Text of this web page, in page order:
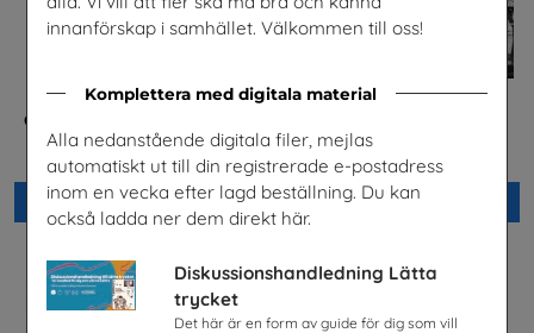
innanförskap i samhället. Välkommen till oss!
Komplettera med digitala material
Alla nedanstående digitala filer, mejlas
automatiskt ut till din registrerade e-postadress
inom en vecka efter lagd beställning. Du kan
också ladda ner dem direkt här.
Diskussionshandledning Lätta
trycket
Det här är en form av guide för dig som vill
Checklista för undervisning
om pornografi
Unizon
Beställ 0kr
Sveriges Apoteksförening
Beställ 0kr